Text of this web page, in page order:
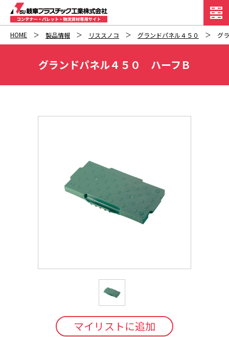
HOME 製品情報 リススノコ グランドパネル４５０ グ
グランドパネル４５０ ハーフＢ
マイリストに追加